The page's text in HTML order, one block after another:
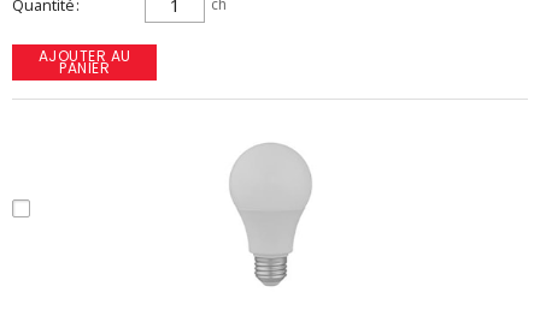
Quantité ch
AJOUTER AU
PANIER